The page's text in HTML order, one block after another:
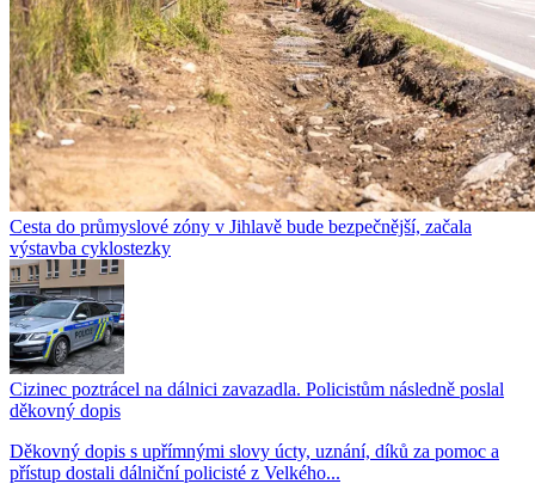
Cesta do průmyslové zóny v Jihlavě bude bezpečnější, začala
výstavba cyklostezky
Cizinec poztrácel na dálnici zavazadla. Policistům následně poslal
děkovný dopis
Děkovný dopis s upřímnými slovy úcty, uznání, díků za pomoc a
přístup dostali dálniční policisté z Velkého...